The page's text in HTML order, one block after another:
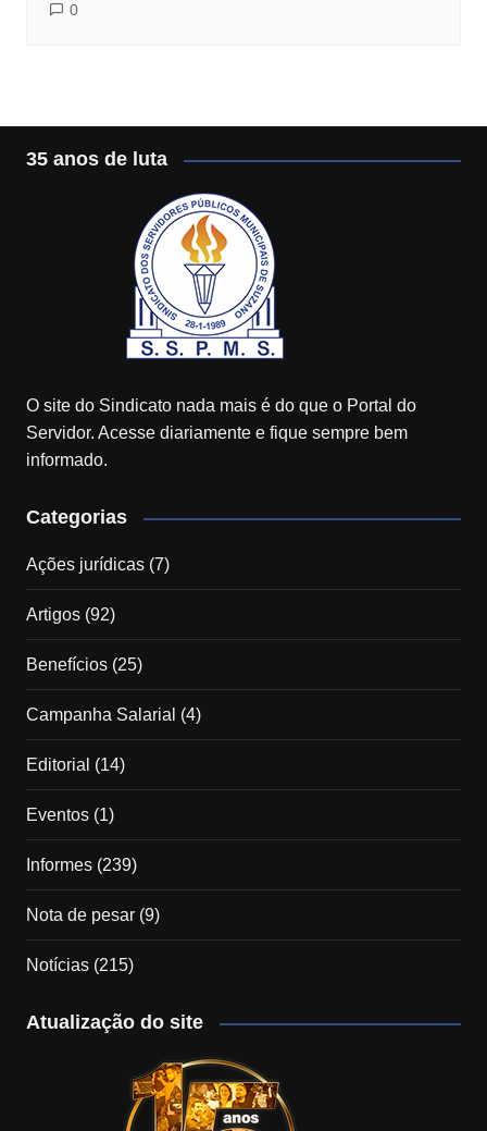
0
35 anos de luta
O site do Sindicato nada mais é do que o Portal do
Servidor. Acesse diariamente e fique sempre bem
informado.
Categorias
Ações jurídicas(7)
Artigos(92)
Benefícios(25)
Campanha Salarial (4)
Editorial (14)
Eventos(1)
Informes(239)
Nota de pesar(9)
Notícias(215)
Atualização do site